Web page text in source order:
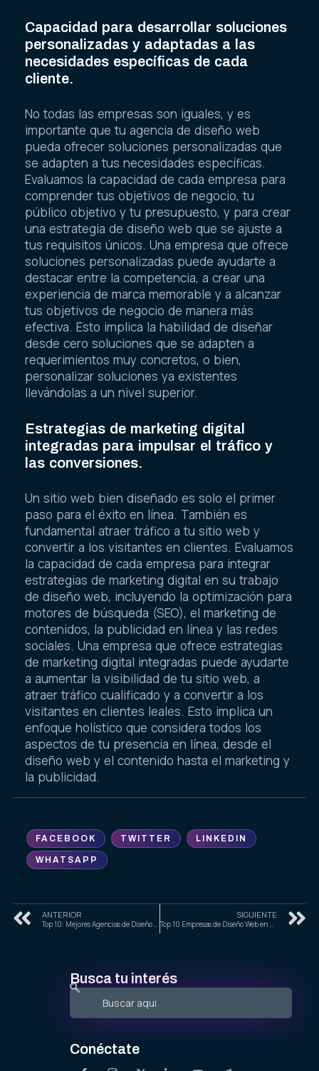
Capacidad para desarrollar soluciones
personalizadas y adaptadas a las
necesidades específicas de cada
cliente.
No todas las empresas son iguales, y es
importante que tu agencia de diseño web
pueda ofrecer soluciones personalizadas que
se adapten a tus necesidades específicas.
Evaluamos la capacidad de cada empresa para
comprender tus objetivos de negocio, tu
público objetivo y tu presupuesto, y para crear
una estrategia de diseño web que se ajuste a
tus requisitos únicos. Una empresa que ofrece
soluciones personalizadas puede ayudarte a
destacar entre la competencia, a crear una
experiencia de marca memorable y a alcanzar
tus objetivos de negocio de manera más
efectiva. Esto implica la habilidad de diseñar
desde cero soluciones que se adapten a
requerimientos muy concretos, o bien,
personalizar soluciones ya existentes
llevándolas a un nivel superior.
Estrategias de marketing digital
integradas para impulsar el tráfico y
las conversiones.
Un sitio web bien diseñado es solo el primer
paso para el éxito en línea. También es
fundamental atraer tráfico a tu sitio web y
convertir a los visitantes en clientes. Evaluamos
la capacidad de cada empresa para integrar
estrategias de marketing digital en su trabajo
de diseño web, incluyendo la optimización para
motores de búsqueda (SEO), el marketing de
contenidos, la publicidad en línea y las redes
sociales. Una empresa que ofrece estrategias
de marketing digital integradas puede ayudarte
a aumentar la visibilidad de tu sitio web, a
atraer tráfico cualificado y a convertir a los
visitantes en clientes leales. Esto implica un
enfoque holístico que considera todos los
aspectos de tu presencia en línea, desde el
diseño web y el contenido hasta el marketing y
la publicidad.
FACEBOOK TWITTER LINKEDIN
WHATSAPP
ANTERIOR
Top 10: Mejores Agencias de Diseño Web en México para 2025
SIGUIENTE
Top 10 Empresas de Diseño Web en Michoacán: Guía Completa para Negocios en Uruapan, Morelia y Zamora
Busca tu interés
Conéctate